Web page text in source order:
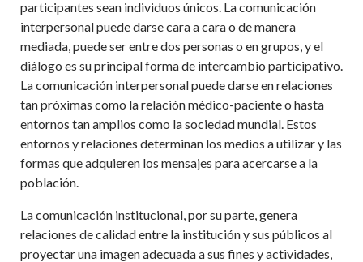
participantes sean individuos únicos. La comunicación
interpersonal puede darse cara a cara o de manera
mediada, puede ser entre dos personas o en grupos, y el
diálogo es su principal forma de intercambio participativo.
La comunicación interpersonal puede darse en relaciones
tan próximas como la relación médico-paciente o hasta
entornos tan amplios como la sociedad mundial. Estos
entornos y relaciones determinan los medios a utilizar y las
formas que adquieren los mensajes para acercarse a la
población.
La comunicación institucional, por su parte, genera
relaciones de calidad entre la institución y sus públicos al
proyectar una imagen adecuada a sus fines y actividades,